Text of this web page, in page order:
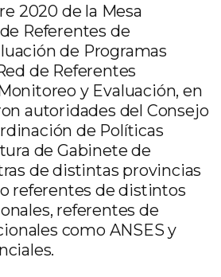
2020 de la Mesa
Referentes de
de Programas
de Referentes
y Evaluación, en
autoridades del Consejo
de Políticas
de Gabinete de
de distintas provincias
referentes de distintos
referentes de
como ANSES y